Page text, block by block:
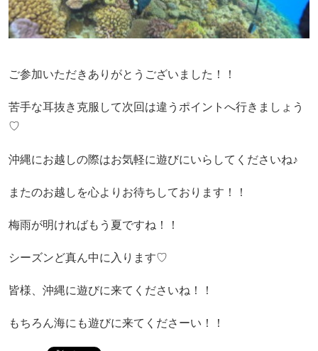
ご参加いただきありがとうございました！！
苦手な耳抜き克服して次回は違うポイントへ行きましょう
♡
沖縄にお越しの際はお気軽に遊びにいらしてくださいね♪
またのお越しを心よりお待ちしております！！
梅雨が明ければもう夏ですね！！
シーズンど真ん中に入ります♡
皆様、沖縄に遊びに来てくださいね！！
もちろん海にも遊びに来てくださーい！！